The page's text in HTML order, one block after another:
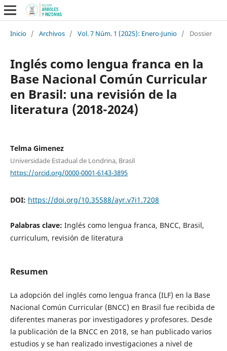
Inicio / Archivos / Vol. 7 Núm. 1 (2025): Enero-Junio / Dossier
Inglés como lengua franca en la
Base Nacional Común Curricular
en Brasil: una revisión de la
literatura (2018-2024)
Telma Gimenez
Universidade Estadual de Londrina, Brasil
https://orcid.org/0000-0001-6143-3895
DOI: https://doi.org/10.35588/ayr.v7i1.7208
Palabras clave: Inglés como lengua franca, BNCC, Brasil,
curriculum, revisión de literatura
Resumen
La adopción del inglés como lengua franca (ILF) en la Base
Nacional Común Curricular (BNCC) en Brasil fue recibida de
diferentes maneras por investigadores y profesores. Desde
la publicación de la BNCC en 2018, se han publicado varios
estudios y se han realizado investigaciones a nivel de